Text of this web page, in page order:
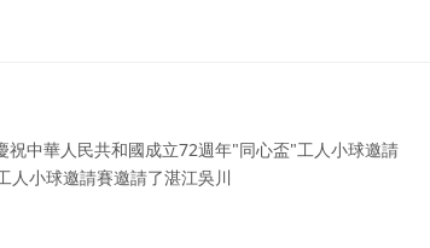
中華人民共和國成立72週年"同心盃"工人小球邀請
人小球邀請賽邀請了湛江吳川